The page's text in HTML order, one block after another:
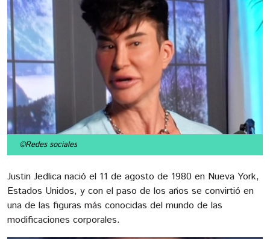
©Redes sociales
Justin Jedlica nació el 11 de agosto de 1980 en Nueva York,
Estados Unidos, y con el paso de los años se convirtió en
una de las figuras más conocidas del mundo de las
modificaciones corporales.